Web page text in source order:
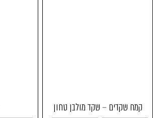
קמח שקדים – שקד מולבן טחון